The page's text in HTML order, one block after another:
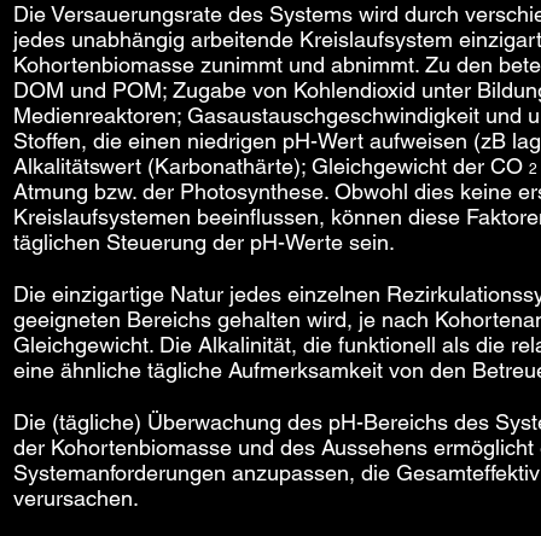
Die Versauerungsrate des Systems wird durch
jedes unabhängig arbeitende Kreislaufsystem
Kohortenbiomasse zunimmt und abnimmt. Zu den
DOM und POM; Zugabe von Kohlendioxid unter
Medienreaktoren; Gasaustauschgeschwindigkeit und
Stoffen, die einen niedrigen pH-Wert aufweisen (zB
Alkalitätswert (Karbonathärte); Gleichgewicht der CO 2
Atmung bzw. der Photosynthese. Obwohl dies keine
Kreislaufsystemen beeinflussen, können diese
täglichen Steuerung der pH-Werte sein.
Die einzigartige Natur jedes einzelnen
geeigneten Bereichs gehalten wird, je nach
Gleichgewicht. Die Alkalinität, die funktionell als die
eine ähnliche tägliche Aufmerksamkeit von den
Die (tägliche) Überwachung des pH-Bereichs des
der Kohortenbiomasse und des Aussehens
Systemanforderungen anzupassen, die
verursachen.